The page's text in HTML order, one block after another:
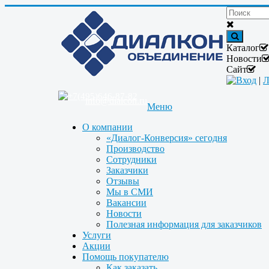
Каталог
Новости
Сайт
Вход |
Меню
О компании
«Диалог-Конверсия» сегодня
Производство
Сотрудники
Заказчики
Отзывы
Мы в СМИ
Вакансии
Новости
Полезная информация для заказчиков
Услуги
Акции
Помощь покупателю